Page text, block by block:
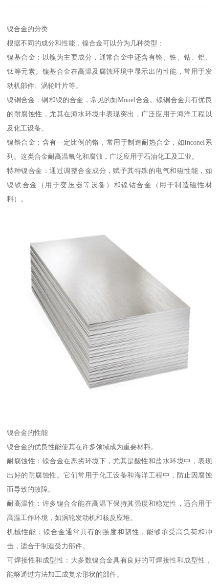
镍合金的分类
根据不同的成分和性能，镍合金可以分为几种类型：
镍基合金：以镍为主要成分，通常合金中还含有铬、铁、钴、铝、
钛等元素。镍基合金在高温及腐蚀环境中显示出的性能，常用于发
动机部件、涡轮叶片等。
镍铜合金：铜和镍的合金，常见的如Monel合金。镍铜合金具有优良
的耐腐蚀性，尤其在海水环境中表现突出，广泛应用于海洋工程以
及化工设备。
镍铬合金：含有一定比例的铬，常用于制造耐热合金，如Inconel系
列。这类合金耐高温氧化和腐蚀，广泛应用于石油化工及工业。
特种镍合金：通过调整合金成分，赋予其特殊的电气和磁性能，如
镍铁合金（用于变压器等设备）和镍钴合金（用于制造磁性材
料）。
镍合金的性能
镍合金的优良性能使其在许多领域成为重要材料。
耐腐蚀性：镍合金在恶劣环境下，尤其是酸性和盐水环境中，表现
出好的耐腐蚀性。它们常用于化工设备和海洋工程中，防止因腐蚀
而导致的故障。
耐高温性：许多镍合金能在高温下保持其强度和稳定性，适合用于
高温工作环境，如涡轮发动机和核反应堆。
机械性能：镍合金通常具有的强度和韧性，能够承受高负荷和冲
击，适合于制造受力部件。
可焊接性和成型性：大多数镍合金具有良好的可焊接性和成型性，
能够通过方法加工成复杂形状的部件。